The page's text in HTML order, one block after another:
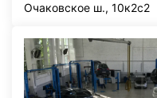
Очаковское ш., 10к2с2